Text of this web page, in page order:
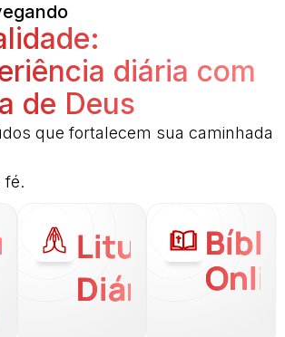
diária com
de Deus
que fortalecem sua caminhada
fé.
Liturgia
Diária